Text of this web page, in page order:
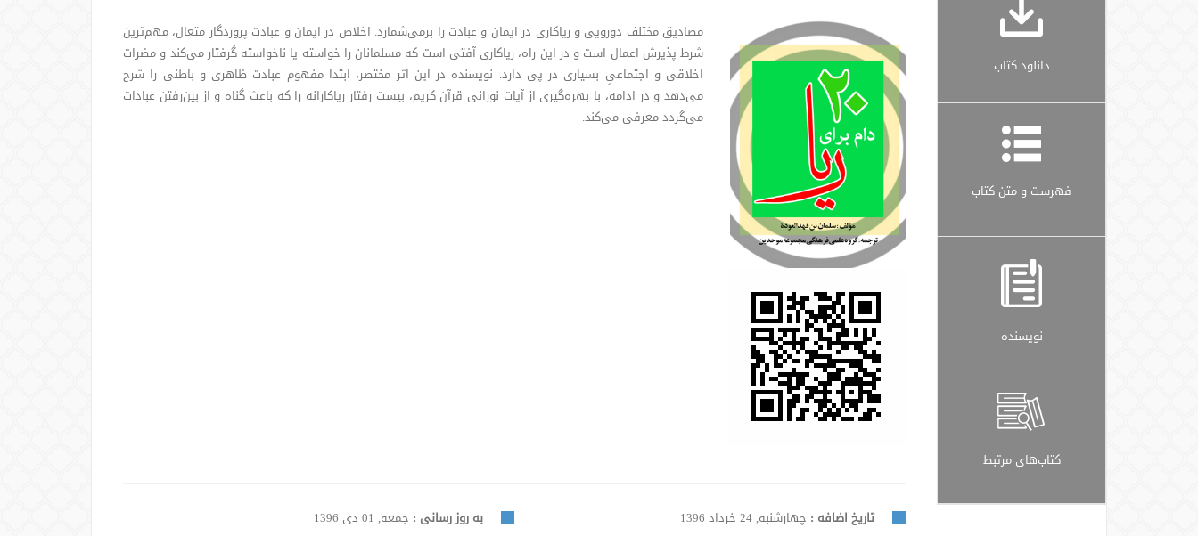
دانلود کتاب
فهرست و متن کتاب
نویسنده
کتاب‌های مرتبط
مصادیق مختلف دورویی و ریاکاری در ایمان و عبادت را برمی‌شمارد. اخلاص در ایمان و عبادت پروردگار متعال، مهم‌ترین
شرط پذیرش اعمال است و در این راه، ریاکاری آفتی است که مسلمانان را خواسته یا ناخواسته گرفتار می‌کند و مضرات
اخلاقی و اجتماعیِ بسیاری در پی دارد. نویسنده در این اثر مختصر، ابتدا مفهوم عبادت ظاهری و باطنی را شرح
می‌دهد و در ادامه، با بهره‌گیری از آیات نورانی قرآن کریم، بیست رفتار ریاکارانه را که باعث گناه و از بین‌رفتن عبادات
می‌گردد معرفی می‌کند.
تاریخ اضافه : چهارشنبه, 24 خرداد 1396 به روز رسانی : جمعه, 01 دی 1396